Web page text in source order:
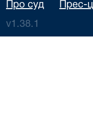
Про суд Прес-
v1.38.1